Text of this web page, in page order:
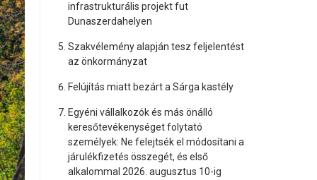
infrastrukturális projekt fut
Dunaszerdahelyen
Szakvélemény alapján tesz feljelentést
az önkormányzat
Felújítás miatt bezárt a Sárga kastély
Egyéni vállalkozók és más önálló
keresőtevékenységet folytató
személyek: Ne felejtsék el módosítani a
járulékfizetés összegét, és első
alkalommal 2026. augusztus 10-ig